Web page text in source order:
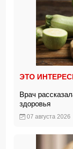
ЭТО
Врач
здоровья
07 августа 2026